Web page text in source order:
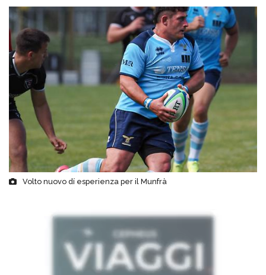
Volto nuovo dí esperienza per il Munfrà